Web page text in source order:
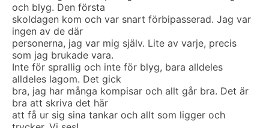
och blyg. Den första
skoldagen kom och var snart förbipasserad. Jag var
ingen av de där
personerna, jag var mig själv. Lite av varje, precis
som jag brukade vara.
Inte för sprallig och inte för blyg, bara alldeles
alldeles lagom. Det gick
bra, jag har många kompisar och allt går bra. Det är
bra att skriva det här
att få ur sig sina tankar och allt som ligger och